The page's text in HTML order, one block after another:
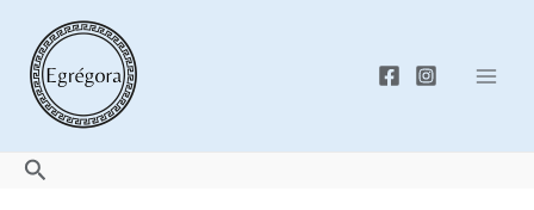
content
Search